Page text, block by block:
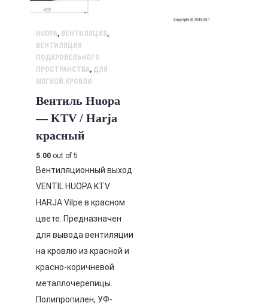
HUOPA, ВЕНТИЛЯЦИЯ ,
ВЕНТИЛЯЦИЯ
ПОДКРОВЕЛЬНОГО
ПРОСТРАНСТВА, ДЛЯ
МЯГКОЙ КРОВЛИ
Вентиль Huopa
— KTV / Harja
красный
5.00 out of 5
Вентиляционный выход
VENTIL HUOPA KTV
HARJA Vilpe в красном
цвете. Предназначен
для вывода вентиляции
на кровлю из красной и
красно-коричневой
металлочерепицы.
Полипропилен, УФ-